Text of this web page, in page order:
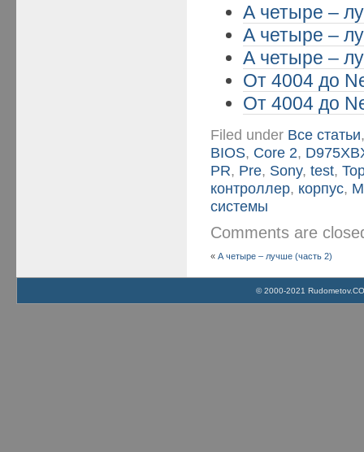
А четыре –
А четыре –
А четыре –
От 4004 до
От 4004 до
Filed under Все статьи
BIOS, Core 2,
PR, Pre, Sony,test,
контроллер, корпус,
системы
Comments are
«А четыре – лучше (часть 2)
© 2000-2021